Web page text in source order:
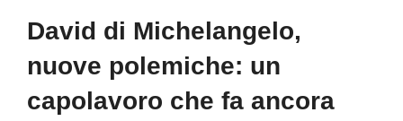
David di Michelangelo,
nuove polemiche: un
capolavoro che fa ancora